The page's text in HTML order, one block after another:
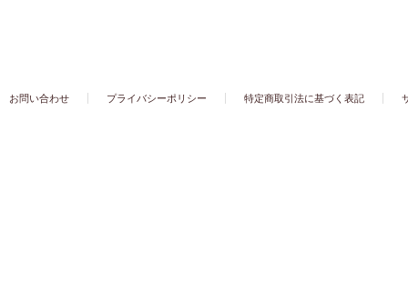
お問い合わせ プライバシーポリシー 特定商取引法に基づく表記